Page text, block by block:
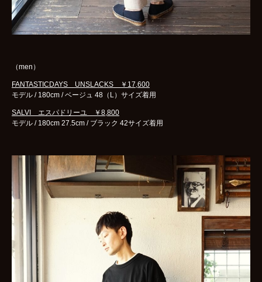
（men）
FANTASTICDAYS UNSLACKS ￥17,600
モデル / 180cm / ベージュ 48（L）サイズ着用
SALVI エスパドリーユ ￥8,800
モデル / 180cm 27.5cm / ブラック 42サイズ着用